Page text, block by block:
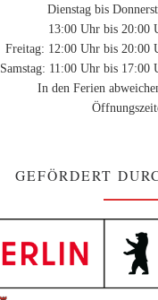
Dienstag bis
13:00 Uhr bis 20:00
Freitag: 12:00 Uhr bis 20:00
Samstag: 11:00 Uhr bis 17:00
In den Ferien
GEFÖRDERT